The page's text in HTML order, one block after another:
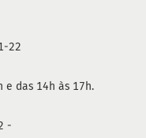
22
e das 14h às 17h.
-